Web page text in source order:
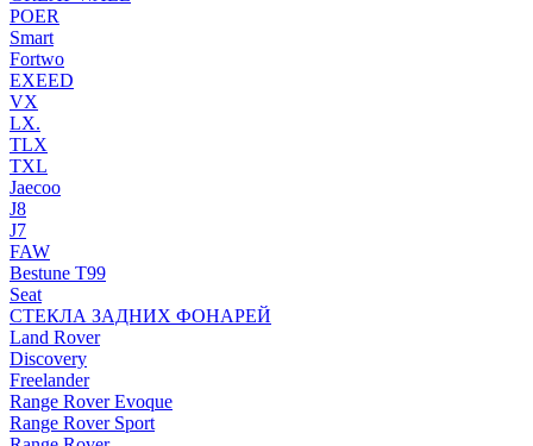
POER
Smart
Fortwo
EXEED
VX
LX.
TLX
TXL
Jaecoo
J8
J7
FAW
Bestune T99
Seat
СТЕКЛА ЗАДНИХ ФОНАРЕЙ
Land Rover
Discovery
Freelander
Range Rover Evoque
Range Rover Sport